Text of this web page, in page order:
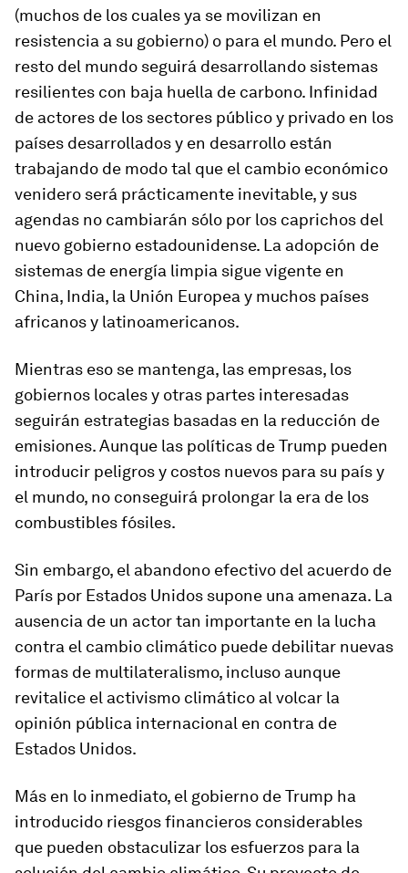
(muchos de los cuales ya se movilizan en
resistencia a su gobierno) o para el mundo. Pero el
resto del mundo seguirá desarrollando sistemas
resilientes con baja huella de carbono. Infinidad
de actores de los sectores público y privado en los
países desarrollados y en desarrollo están
trabajando de modo tal que el cambio económico
venidero será prácticamente inevitable, y sus
agendas no cambiarán sólo por los caprichos del
nuevo gobierno estadounidense. La adopción de
sistemas de energía limpia sigue vigente en
China, India, la Unión Europea y muchos países
africanos y latinoamericanos.
Mientras eso se mantenga, las empresas, los
gobiernos locales y otras partes interesadas
seguirán estrategias basadas en la reducción de
emisiones. Aunque las políticas de Trump pueden
introducir peligros y costos nuevos para su país y
el mundo, no conseguirá prolongar la era de los
combustibles fósiles.
Sin embargo, el abandono efectivo del acuerdo de
París por Estados Unidos supone una amenaza. La
ausencia de un actor tan importante en la lucha
contra el cambio climático puede debilitar nuevas
formas de multilateralismo, incluso aunque
revitalice el activismo climático al volcar la
opinión pública internacional en contra de
Estados Unidos.
Más en lo inmediato, el gobierno de Trump ha
introducido riesgos financieros considerables
que pueden obstaculizar los esfuerzos para la